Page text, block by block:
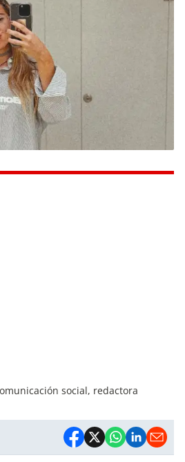
social, redactora